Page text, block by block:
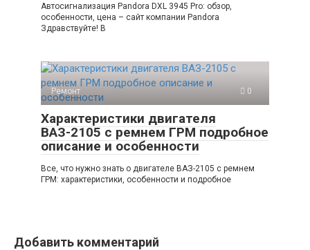
Автосигнализация Pandora DXL 3945 Pro: обзор,
особенности, цена – сайт компании Pandora
Здравствуйте! В
Ремонт 0
Характеристики двигателя
ВАЗ-2105 с ремнем ГРМ подробное
описание и особенности
Все, что нужно знать о двигателе ВАЗ-2105 с ремнем
ГРМ: характеристики, особенности и подробное
Добавить комментарий